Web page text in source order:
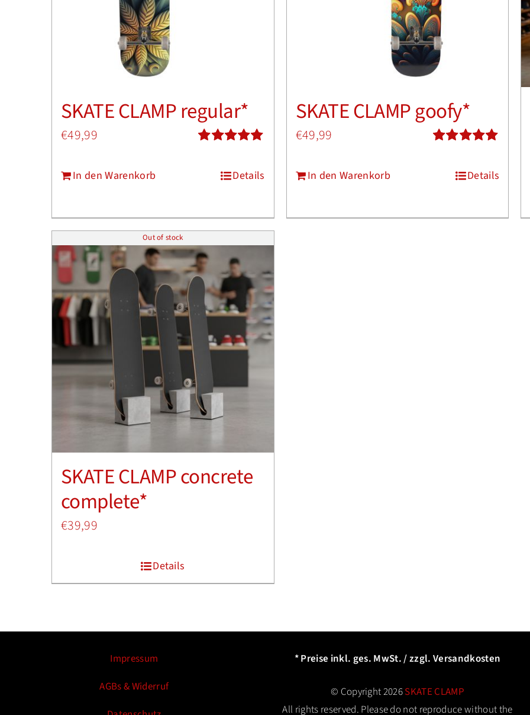
SKATE CLAMP regular*
€49,99
In den Warenkorb Details
SKATE CLAMP goofy*
€49,99
In den Warenkorb Details
Out of stock
SKATE CLAMP concrete
complete*
€39,99
Details
Impressum
AGBs & Widerruf
* Preise inkl. ges. MwSt. / zzgl. Versandkosten
© Copyright 2026SKATE CLAMP
All rights reserved. Please do not reproduce without the